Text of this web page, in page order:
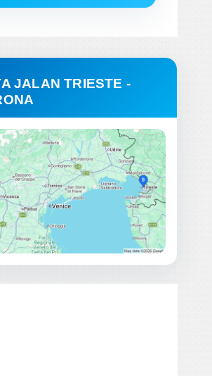
JALAN TRIESTE -